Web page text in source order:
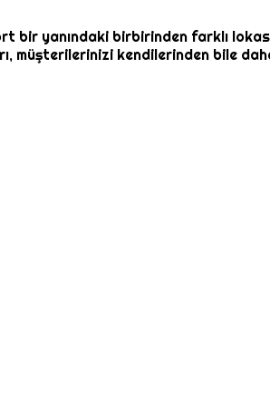
bir yanındaki birbirinden farklı
müşterilerinizi kendilerinden bile